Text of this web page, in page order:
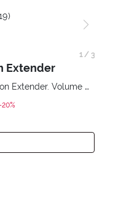
Extender
Le mascara de Pupa dans sa version Extender. Volume extension 3D. Des cils amplifiés et liftés à l’infini.
from
1/ 3